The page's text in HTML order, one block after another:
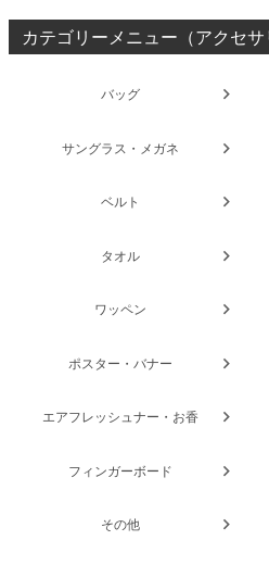
カテゴリーメニュー（アクセサ
バッグ
サングラス・メガネ
ベルト
タオル
ワッペン
ポスター・バナー
エアフレッシュナー・お香
フィンガーボード
その他